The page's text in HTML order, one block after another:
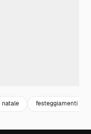
natale festeggiamenti